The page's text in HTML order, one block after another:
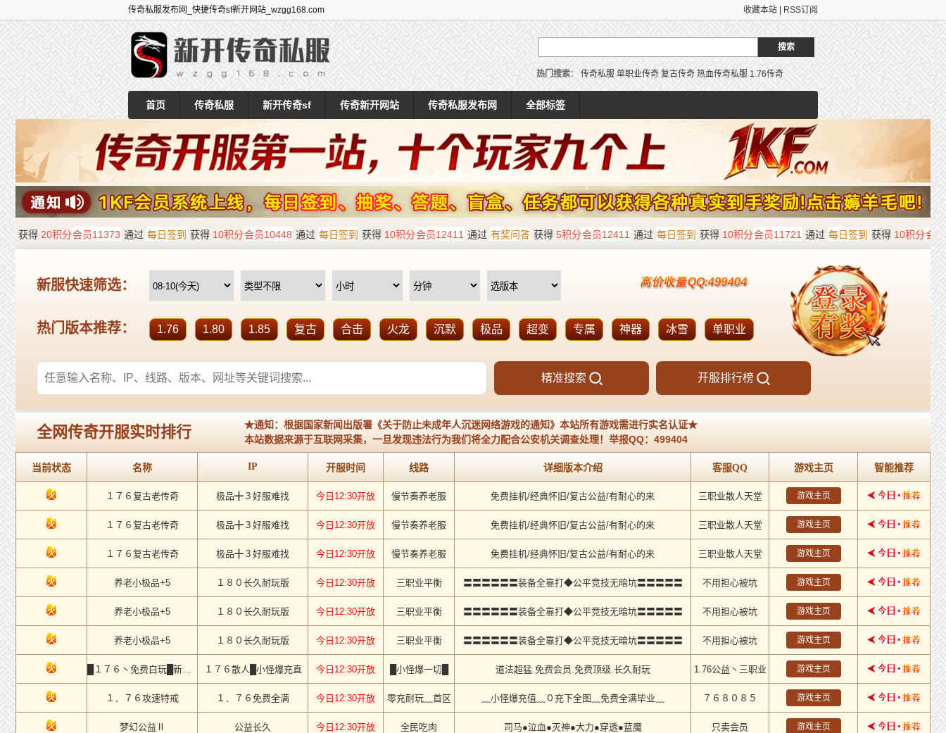
收藏本站 RSS订阅
传奇私服发布网_快捷传奇sf新开网站_wzgg168.com
热门搜索： 传奇私服 单职业传奇 复古传奇 热血传奇私服 1.76传奇
首页 传奇私服 新开传奇sf 传奇新开网站 传奇私服发布网 全部标签